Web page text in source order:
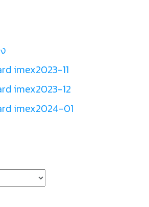
imex2023-11
imex2023-12
imex2024-01